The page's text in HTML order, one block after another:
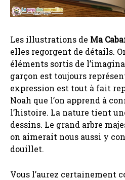
Les illustrations de Ma
elles regorgent de détails.
éléments sortis de
garçon est toujours
expression est tout à fait
Noah que l’on apprend à
l’histoire. La nature tient
dessins. Le grand arbre
on aimerait nous aussi y
douillet.
Vous l’aurez certainement